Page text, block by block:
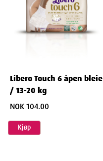
Libero Touch 6 åpen bleie
/ 13-20 kg
NOK 104.00
Kjøp